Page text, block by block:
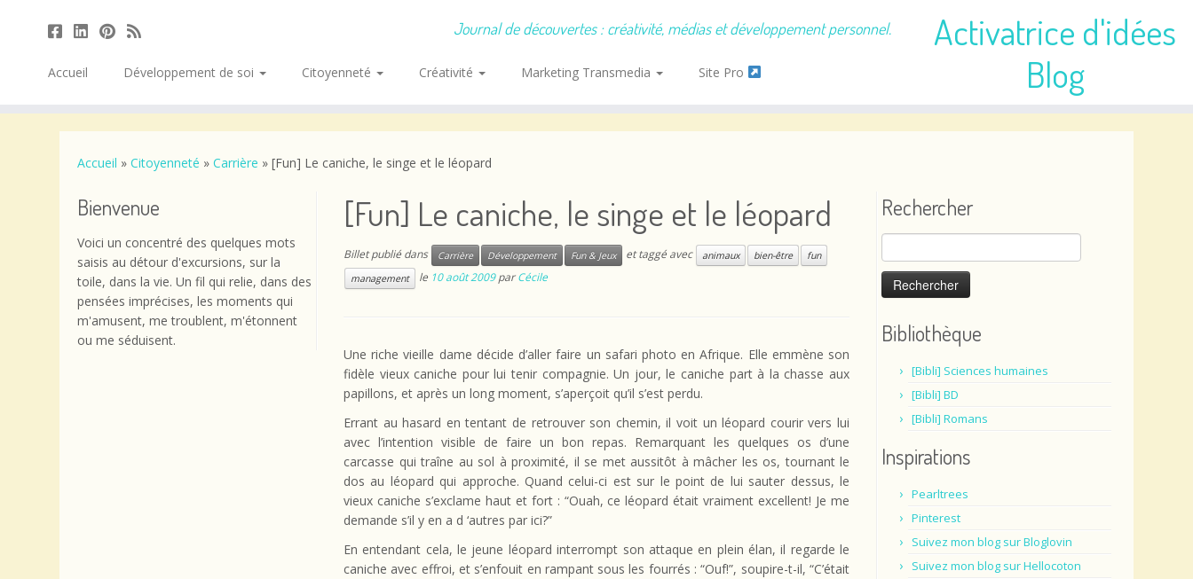
Activatrice d'idées
Blog
Journal de découvertes : créativité, médias et développement personnel.
Accueil Développement de soi Citoyenneté Créativité Marketing Transmedia Site Pro
Accueil » Citoyenneté » Carrière » [Fun] Le caniche, le singe et le léopard
Bienvenue
Voici un concentré des quelques mots
saisis au détour d'excursions, sur la
toile, dans la vie. Un fil qui relie, dans des
pensées imprécises, les moments qui
m'amusent, me troublent, m'étonnent
ou me séduisent.
[Fun] Le caniche, le singe et le léopard
Billet publié dans Carrière Développement Fun & Jeux et taggé avec animaux bien-être
fun
management
le 10 août 2009 parCécile
Une riche vieille dame décide d’aller faire un safari photo en Afrique. Elle emmène son
fidèle vieux caniche pour lui tenir compagnie. Un jour, le caniche part à la chasse aux
papillons, et après un long moment, s’aperçoit qu’il s’est perdu.
Errant au hasard en tentant de retrouver son chemin, il voit un léopard courir vers lui
avec l’intention visible de faire un bon repas. Remarquant les quelques os d’une
carcasse qui traîne au sol à proximité, il se met aussitôt à mâcher les os, tournant le
dos au léopard qui approche. Quand celui-ci est sur le point de lui sauter dessus, le
vieux caniche s’exclame haut et fort : “Ouah, ce léopard était vraiment excellent! Je me
demande s’il y en a d ‘autres par ici?”
En entendant cela, le jeune léopard interrompt son attaque en plein élan, il regarde le
caniche avec effroi, et s’enfouit en rampant sous les fourrés : “Ouf!”, soupire-t-il, “C’était
Rechercher
Rechercher :
Bibliothèque
[Bibli] Sciences humaines
[Bibli] BD
[Bibli] Romans
Inspirations
Pearltrees
Pinterest
Suivez mon blog sur Bloglovin
Suivez mon blog sur Hellocoton